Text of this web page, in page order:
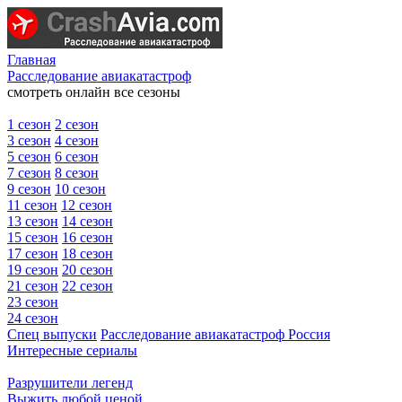
Главная
Расследование авиакатастроф
смотреть онлайн все сезоны
1 сезон 2 сезон
3 сезон 4 сезон
5 сезон 6 сезон
7 сезон 8 сезон
9 сезон 10 сезон
11 сезон 12 сезон
13 сезон 14 сезон
15 сезон 16 сезон
17 сезон 18 сезон
19 сезон 20 сезон
21 сезон 22 сезон
23 сезон
24 сезон
Спец выпуски Расследование авиакатастроф Россия
Интересные сериалы
Разрушители легенд
Выжить любой ценой